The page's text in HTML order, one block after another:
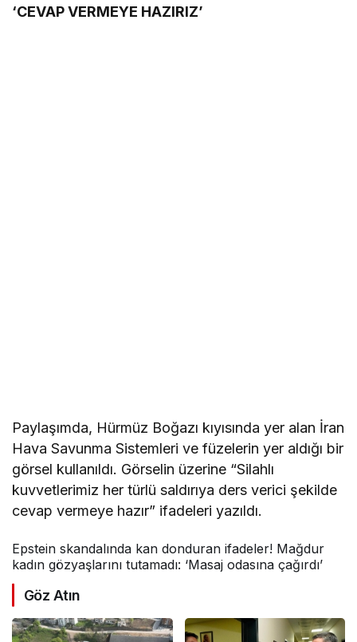
‘CEVAP VERMEYE HAZIRIZ’
Paylaşımda, Hürmüz Boğazı kıyısında yer alan İran
Hava Savunma Sistemleri ve füzelerin yer aldığı bir
görsel kullanıldı. Görselin üzerine “Silahlı
kuvvetlerimiz her türlü saldırıya ders verici şekilde
cevap vermeye hazır” ifadeleri yazıldı.
Epstein skandalında kan donduran ifadeler! Mağdur
kadın gözyaşlarını tutamadı: ‘Masaj odasına çağırdı’
Göz Atın